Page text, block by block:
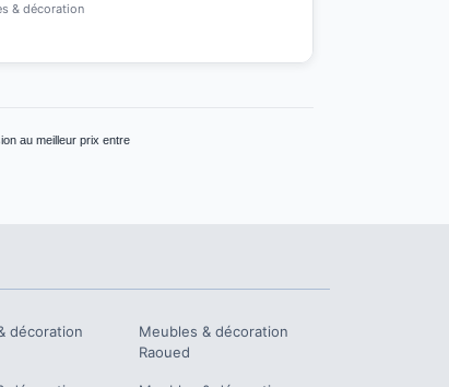
& décoration
au meilleur prix entre
décoration
Meubles & décoration
Raoued